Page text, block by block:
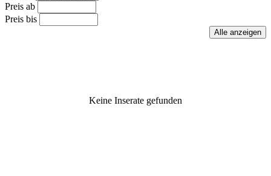
Preis ab
Preis bis
Keine Inserate gefunden